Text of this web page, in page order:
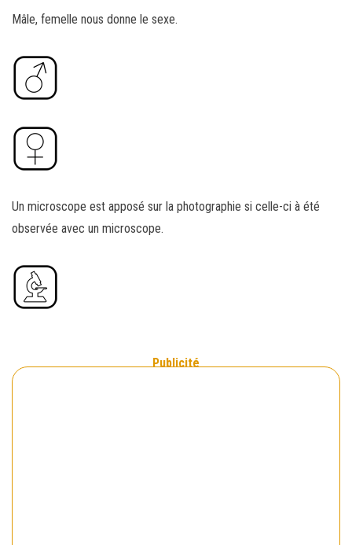
Mâle, femelle nous donne le sexe.
Un microscope est apposé sur la photographie si celle-ci à été
observée avec un microscope.
Publicité